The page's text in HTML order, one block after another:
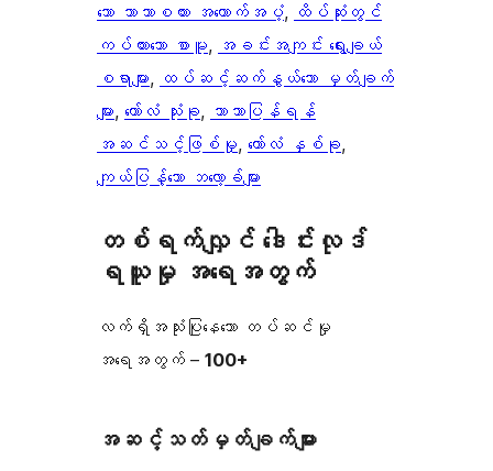
သော ဘာသာစကား အထောက်အပံ့, ထိပ်ဆုံးတွင်
ကပ်ထားသော စာမူ, အခင်းအကျင်း ရွေးချယ်
စရာများ, ထပ်ဆင့်ဆက်နွယ်သော မှတ်ချက်
များ, ကော်လံ သုံးခု, ဘာသာပြန်ရန်
အဆင်သင့်ဖြစ်မှု, ကော်လံ နှစ်ခု
ကျယ်ပြန့်သော ဘလော့ခ်များ
တစ်ရက်လျှင် ဒေါင်းလုဒ်
ရယူမှု အရေအတွက်
လက်ရှိအသုံးပြုနေသော တပ်ဆင်မှု
အရေအတွက် – 100+
အဆင့်သတ်မှတ်ချက်များ